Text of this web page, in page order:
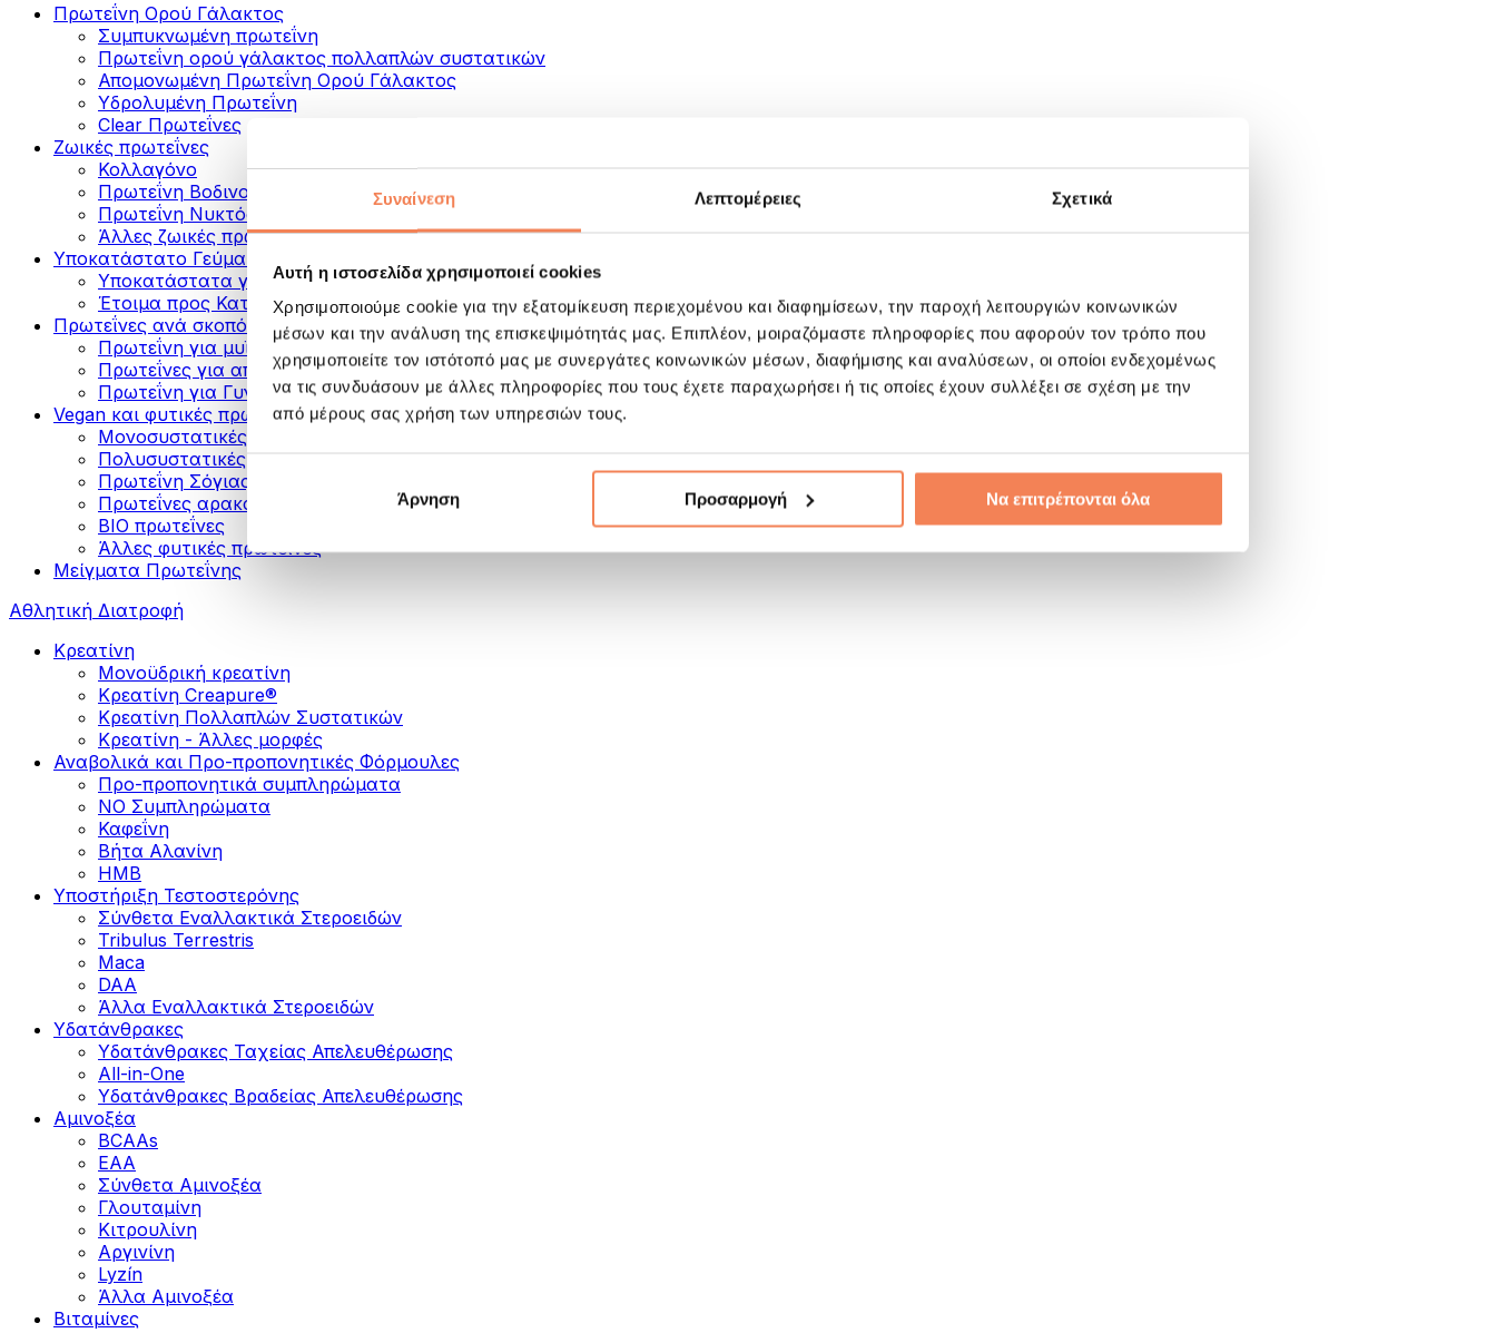
Συναίνεση Λεπτομέρειες Σχετικά
Αυτή η ιστοσελίδα χρησιμοποιεί cookies
Χρησιμοποιούμε cookie για την εξατομίκευση περιεχομένου και διαφημίσεων, την παροχή λειτουργιών κοινωνικών
μέσων και την ανάλυση της επισκεψιμότητάς μας. Επιπλέον, μοιραζόμαστε πληροφορίες που αφορούν τον τρόπο που
χρησιμοποιείτε τον ιστότοπό μας με συνεργάτες κοινωνικών μέσων, διαφήμισης και αναλύσεων, οι οποίοι ενδεχομένως
να τις συνδυάσουν με άλλες πληροφορίες που τους έχετε παραχωρήσει ή τις οποίες έχουν συλλέξει σε σχέση με την
από μέρους σας χρήση των υπηρεσιών τους.
Άρνηση Προσαρμογή Να επιτρέπονται όλα
Πρωτεΐνη Ορού Γάλακτος
Συμπυκνωμένη πρωτεΐνη
Πρωτεΐνη ορού γάλακτος πολλαπλών συστατικών
Απομονωμένη Πρωτεΐνη Ορού Γάλακτος
Υδρολυμένη Πρωτεΐνη
Clear Πρωτεΐνες
Ζωικές πρωτεΐνες
Κολλαγόνο
Πρωτεΐνη Βοδινού
Πρωτεΐνη Νυκτός
Άλλες ζωικές πρωτεΐνες
Υποκατάστατο Γεύματος
Υποκατάστατα γεύματος σε σκόνη
Έτοιμα προς Κατανάλωση Πρωτεϊνικά Ροφήματα
Πρωτεΐνες ανά σκοπό
Πρωτεΐνη για μυϊκή ανάπτυξη
Πρωτεΐνες για απώλεια βάρους
Πρωτεΐνη για Γυναίκες
Vegan και φυτικές πρωτεΐνες
Μονοσυστατικές Φυτικές Πρωτεΐνες
Πολυσυστατικές Φυτικές Πρωτεΐνες
Πρωτεΐνη Σόγιας
Πρωτεΐνες αρακά
ΒIO πρωτεΐνες
Άλλες φυτικές πρωτεΐνες
Μείγματα Πρωτεΐνης
Αθλητική Διατροφή
Κρεατίνη
Μονοϋδρική κρεατίνη
Κρεατίνη Creapure®
Κρεατίνη Πολλαπλών Συστατικών
Κρεατίνη - Άλλες μορφές
Αναβολικά και Προ-προπονητικές Φόρμουλες
Προ-προπονητικά συμπληρώματα
ΝΟ Συμπληρώματα
Καφεΐνη
Βήτα Αλανίνη
HMB
Υποστήριξη Τεστοστερόνης
Σύνθετα Εναλλακτικά Στεροειδών
Tribulus Terrestris
Maca
DAA
Άλλα Εναλλακτικά Στεροειδών
Υδατάνθρακες
Υδατάνθρακες Ταχείας Απελευθέρωσης
All-in-One
Υδατάνθρακες Βραδείας Απελευθέρωσης
Αμινοξέα
BCAAs
EAA
Σύνθετα Αμινοξέα
Γλουταμίνη
Κιτρουλίνη
Αργινίνη
Lyzín
Άλλα Αμινοξέα
Βιταμίνες